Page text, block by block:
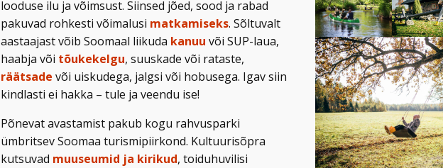
looduse ilu ja võimsust. Siinsed jõed, sood ja rabad
pakuvad rohkesti võimalusi matkamiseks. Sõltuvalt
aastaajast võib Soomaal liikuda kanuu või SUP-laua,
haabja või tõukekelgu, suuskade või rataste,
räätsade või uiskudega, jalgsi või hobusega. Igav siin
kindlasti ei hakka – tule ja veendu ise!
Põnevat avastamist pakub kogu rahvusparki
ümbritsev Soomaa turismipiirkond. Kultuurisõpra
kutsuvad muuseumid ja kirikud, toiduhuvilisi